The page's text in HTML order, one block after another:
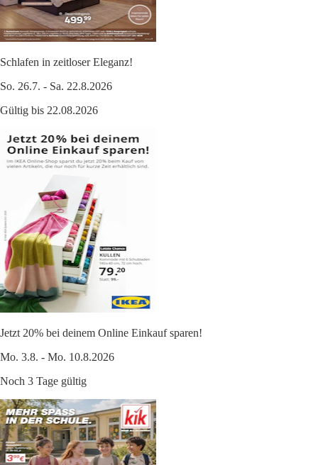
Schlafen in zeitloser Eleganz!
So. 26.7. - Sa. 22.8.2026
Gültig bis 22.08.2026
Jetzt 20% bei deinem Online Einkauf sparen!
Mo. 3.8. - Mo. 10.8.2026
Noch 3 Tage gültig